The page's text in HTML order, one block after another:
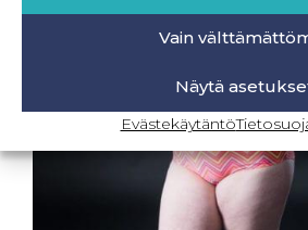
Vain
Näytä
Evästekäytäntö